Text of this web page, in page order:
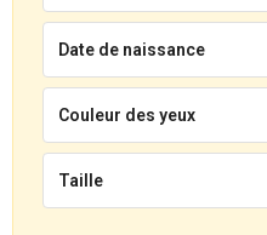
Date de naissance
Couleur des yeux
Taille